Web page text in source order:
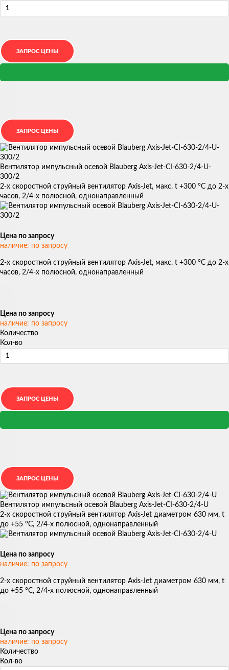
Вентилятор импульсный осевой Blauberg Axis-Jet-CI-630-2/4-U-
300/2
2-х скоростной струйный вентилятор Axis-Jet, макс. t +300 °С до 2-х
часов, 2/4-х полюсной, однонаправленный
Цена по запросу
наличие: по запросу
2-х скоростной струйный вентилятор Axis-Jet, макс. t +300 °С до 2-х
часов, 2/4-х полюсной, однонаправленный
Цена по запросу
наличие: по запросу
Количество
Кол-во
Вентилятор импульсный осевой Blauberg Axis-Jet-CI-630-2/4-U
2-х скоростной струйный вентилятор Axis-Jet диаметром 630 мм, t
до +55 °С, 2/4-х полюсной, однонаправленный
Цена по запросу
наличие: по запросу
2-х скоростной струйный вентилятор Axis-Jet диаметром 630 мм, t
до +55 °С, 2/4-х полюсной, однонаправленный
Цена по запросу
наличие: по запросу
Количество
Кол-во